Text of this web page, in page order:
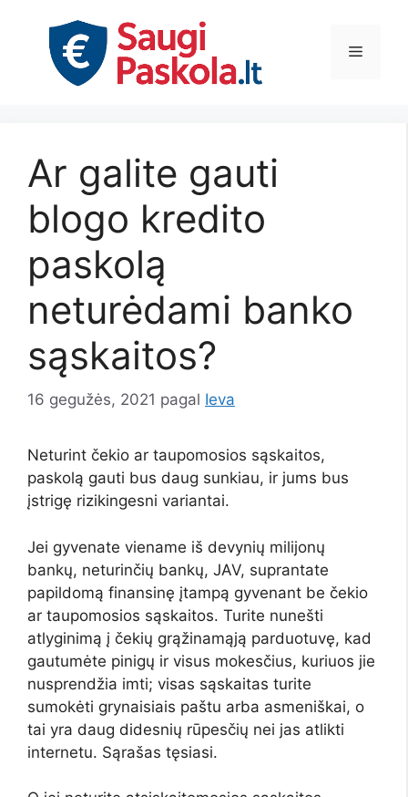
Meniu
Ar galite gauti
blogo kredito
paskolą
neturėdami banko
sąskaitos?
16 gegužės, 2021 pagal Ieva
Neturint čekio ar taupomosios sąskaitos,
paskolą gauti bus daug sunkiau, ir jums bus
įstrigę rizikingesni variantai.
Jei gyvenate viename iš devynių milijonų
bankų, neturinčių bankų, JAV, suprantate
papildomą finansinę įtampą gyvenant be čekio
ar taupomosios sąskaitos. Turite nunešti
atlyginimą į čekių grąžinamąją parduotuvę, kad
gautumėte pinigų ir visus mokesčius, kuriuos jie
nusprendžia imti; visas sąskaitas turite
sumokėti grynaisiais paštu arba asmeniškai, o
tai yra daug didesnių rūpesčių nei jas atlikti
internetu. Sąrašas tęsiasi.